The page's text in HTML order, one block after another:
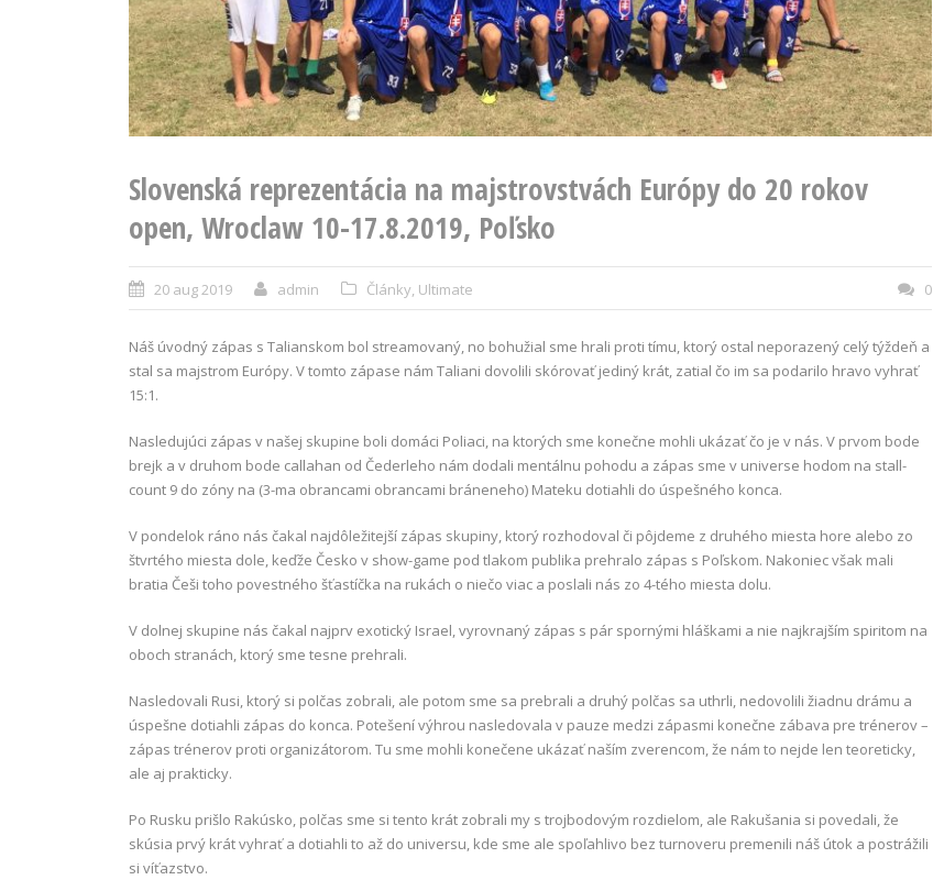
Slovenská reprezentácia na majstrovstvách Európy do 20 rokov
open, Wroclaw 10-17.8.2019, Poľsko
20 aug 2019 admin Články, Ultimate 0
Náš úvodný zápas s Talianskom bol streamovaný, no bohužial sme hrali proti tímu, ktorý ostal neporazený celý týždeň a
stal sa majstrom Európy. V tomto zápase nám Taliani dovolili skórovať jediný krát, zatial čo im sa podarilo hravo vyhrať
15:1.
Nasledujúci zápas v našej skupine boli domáci Poliaci, na ktorých sme konečne mohli ukázať čo je v nás. V prvom bode
brejk a v druhom bode callahan od Čederleho nám dodali mentálnu pohodu a zápas sme v universe hodom na stall-
count 9 do zóny na (3-ma obrancami obrancami bráneneho) Mateku dotiahli do úspešného konca.
V pondelok ráno nás čakal najdôležitejší zápas skupiny, ktorý rozhodoval či pôjdeme z druhého miesta hore alebo zo
štvrtého miesta dole, keďže Česko v show-game pod tlakom publika prehralo zápas s Poľskom. Nakoniec však mali
bratia Češi toho povestného šťastíčka na rukách o niečo viac a poslali nás zo 4-tého miesta dolu.
V dolnej skupine nás čakal najprv exotický Israel, vyrovnaný zápas s pár spornými hláškami a nie najkrajším spiritom na
oboch stranách, ktorý sme tesne prehrali.
Nasledovali Rusi, ktorý si polčas zobrali, ale potom sme sa prebrali a druhý polčas sa uthrli, nedovolili žiadnu drámu a
úspešne dotiahli zápas do konca. Potešení výhrou nasledovala v pauze medzi zápasmi konečne zábava pre trénerov –
zápas trénerov proti organizátorom. Tu sme mohli konečene ukázať naším zverencom, že nám to nejde len teoreticky,
ale aj prakticky.
Po Rusku prišlo Rakúsko, polčas sme si tento krát zobrali my s trojbodovým rozdielom, ale Rakušania si povedali, že
skúsia prvý krát vyhrať a dotiahli to až do universu, kde sme ale spoľahlivo bez turnoveru premenili náš útok a postrážili
si víťazstvo.